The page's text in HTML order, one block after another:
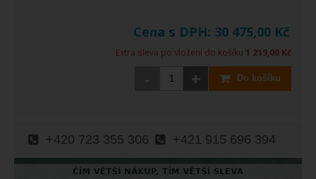
Cena s DPH: 30 475,00 Kč
Extra sleva po vložení do košíku 1 219,00 Kč
+ Do košíku
+420 723 355 306 +421 915 696 394